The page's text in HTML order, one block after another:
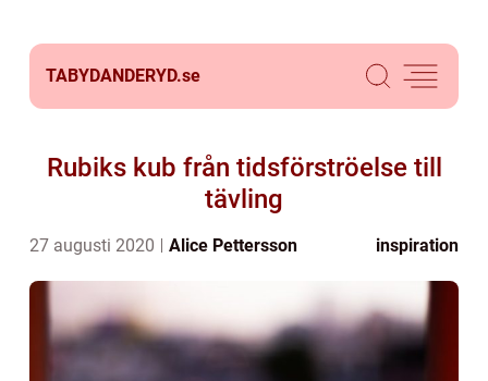
TABYDANDERYD.se
Rubiks kub från tidsförströelse till
tävling
27 augusti 2020 Alice Pettersson inspiration